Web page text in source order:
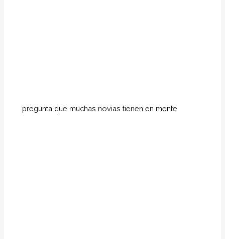
pregunta que muchas novias tienen en mente